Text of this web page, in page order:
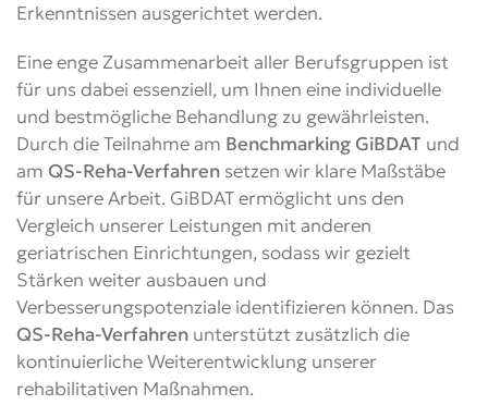
Erkenntnissen ausgerichtet werden.
Eine enge Zusammenarbeit aller Berufsgruppen ist
für uns dabei essenziell, um Ihnen eine individuelle
und bestmögliche Behandlung zu gewährleisten.
Durch die Teilnahme am Benchmarking GiBDAT und
am QS-Reha-Verfahren setzen wir klare Maßstäbe
für unsere Arbeit. GiBDAT ermöglicht uns den
Vergleich unserer Leistungen mit anderen
geriatrischen Einrichtungen, sodass wir gezielt
Stärken weiter ausbauen und
Verbesserungspotenziale identifizieren können. Das
QS-Reha-Verfahren unterstützt zusätzlich die
kontinuierliche Weiterentwicklung unserer
rehabilitativen Maßnahmen.